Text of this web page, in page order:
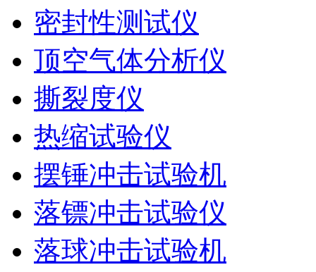
密封性测试仪
顶空气体分析仪
撕裂度仪
热缩试验仪
摆锤冲击试验机
落镖冲击试验仪
落球冲击试验机